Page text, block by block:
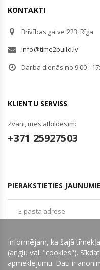
KONTAKTI
Brīvības gatve 223, Rīga
info@time2build.lv
Darba dienās no 9:00 -
KLIENTU SERVISS
Zvani, mēs atbildēsim:
+371 25927503
PIERAKSTIETIES
Informējam, ka šajā
(angļu val. "cookies").
apmeklējumu. Dati ir